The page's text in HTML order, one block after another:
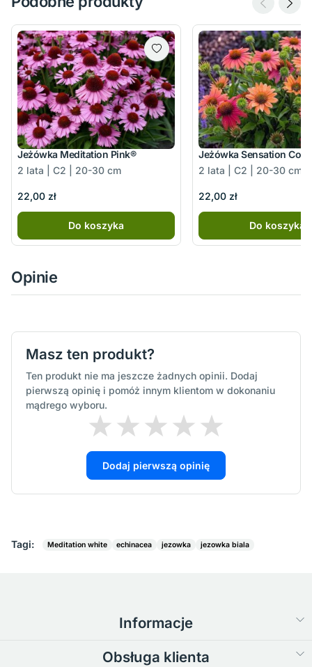
Jeżówka Meditation Pink®
2 lata | C2 | 20-30 cm
22,00 zł
Do koszyka
Jeżówka Sensation
2 lata | C2 | 20-30 cm
22,00 zł
Do koszyka
Opinie
Masz ten produkt?
Ten produkt nie ma jeszcze żadnych opinii. Dodaj
pierwszą opinię i pomóż innym klientom w dokonaniu
mądrego wyboru.
Dodaj pierwszą opinię
Tagi: Meditation white echinacea jezowka jezowka biala
Informacje
Obsługa klienta